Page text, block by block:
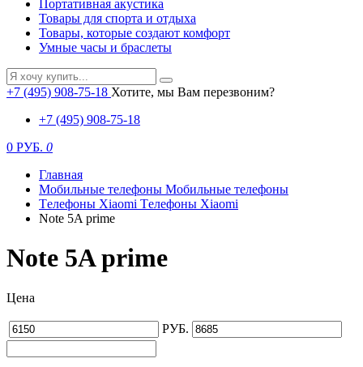
Портативная акустика
Товары для спорта и отдыха
Товары, которые создают комфорт
Умные часы и браслеты
+7 (495) 908-75-18 Хотите, мы Вам перезвоним?
+7 (495) 908-75-18
0 РУБ. 0
Главная
Мобильные телефоны Мобильные телефоны
Tелефоны Xiaomi Tелефоны Xiaomi
Note 5A prime
Note 5A prime
Цена
РУБ.